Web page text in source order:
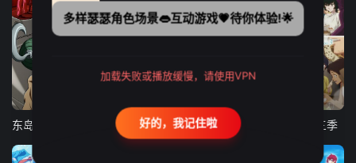
古诺希亚 致不灭的你 第三季
多样瑟瑟角色场景👄互动游戏💗待你体验!🌟
加载失败或播放缓慢，请使用VPN
好的，我记住啦